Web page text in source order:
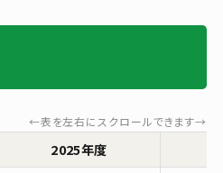
←表を左右にスクロールできます→
2025年度